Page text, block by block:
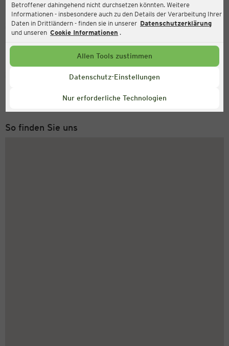
Betroffener dahingehend nicht durchsetzen könnten. Weitere
Informationen - insbesondere auch zu den Details der Verarbeitung Ihrer
Daten in Drittländern - finden sie in unserer Datenschutzerklärung
und unseren Cookie Informationen .
Allen Tools zustimmen
Datenschutz-Einstellungen
Nur erforderliche Technologien
Aktuell:
Geöffnet
Service Hotline
Montag bis Freitag 8-18 Uhr
So finden Sie uns